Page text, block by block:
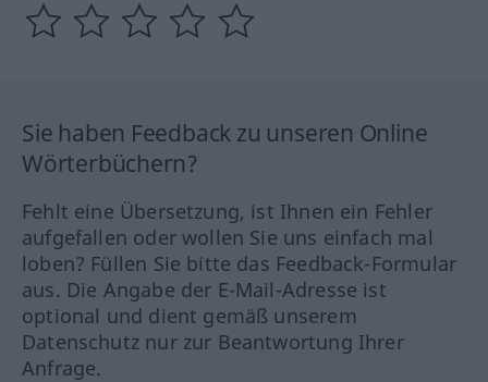
Sie haben Feedback zu unseren Online
Wörterbüchern?
Fehlt eine Übersetzung, ist Ihnen ein Fehler
aufgefallen oder wollen Sie uns einfach mal
loben? Füllen Sie bitte das Feedback-Formular
aus. Die Angabe der E-Mail-Adresse ist
optional und dient gemäß unserem
Datenschutz nur zur Beantwortung Ihrer
Anfrage.